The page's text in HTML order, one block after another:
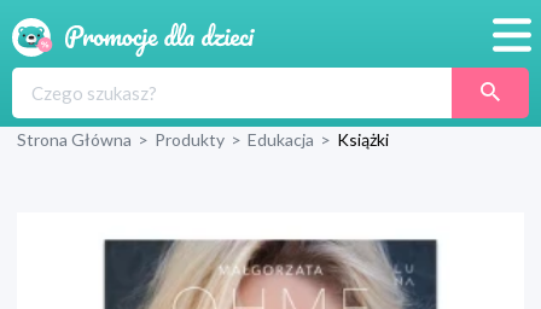
Produkty
Blog
Strona Główna > Produkty > Edukacja > Książki